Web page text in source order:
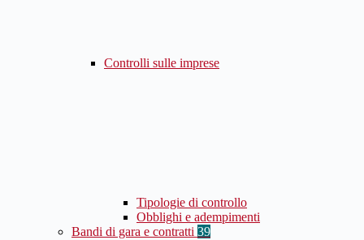
Controlli sulle imprese
Tipologie di controllo
Obblighi e adempimenti
Bandi di gara e contratti 39